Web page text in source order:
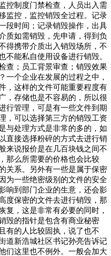
控制度门禁检查，人员出入需
监控，监控销毁全过程。记录
段时间；记录销毁操作，出具
质如需销毁，先申请，得到负
得携带介质出入销毁场所，不
不能私自使用设备进行销毁。
查；员工背景审查；销毁效果
一个企业在发展的过程之中，
，这样的文件可能重要程度有
，存储也是不容易的，所以很
行管理，可是有一些文件到期
，可以选择第三方的销毁工资
与处理方式是非常的多的，如
直接选择粉碎的方式去进行销
来说报价是在几百块钱之间不
那么所需要的价格也会比较
关系。另外有一些是属于保密
为一些绝密级别的文件的安全
响到部门企业的生意，还会影
度保密的文件去进行销毁，那
复，这是非常有必要的同时，
毁的指针是包含有商业秘密
有的人比较固执，说了也不
新浩城社区书记孙亮告诉记
们这里也不例外。一般会加大